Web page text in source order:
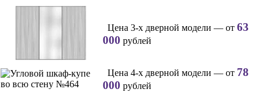
Цена 3-х дверной модели — от 63
000 рублей
Цена 4-х дверной модели — от 78
000 рублей